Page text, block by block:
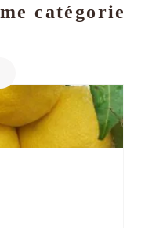
catégorie